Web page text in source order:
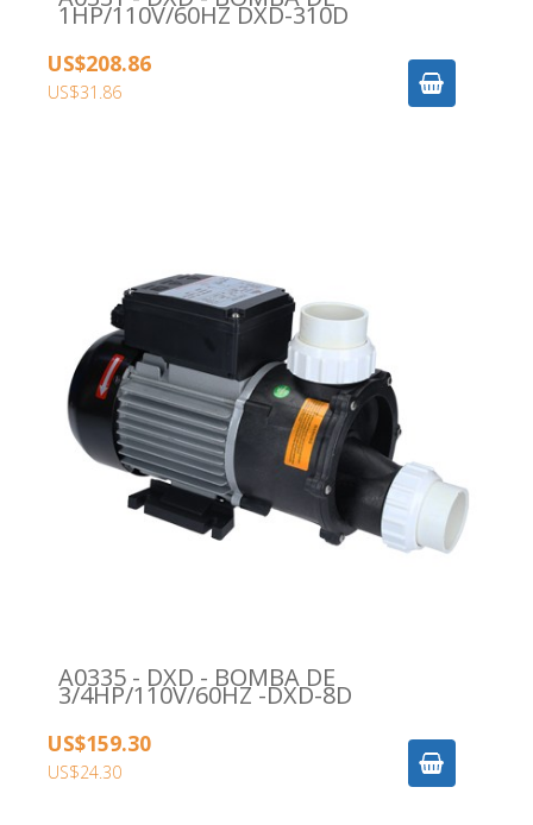
1HP/110V/60HZ DXD-310D
US$208.86
US$31.86
A0335 - DXD - BOMBA DE
3/4HP/110V/60HZ -DXD-8D
US$159.30
US$24.30